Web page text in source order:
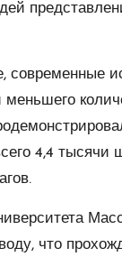
современные
меньшего
4,4
что